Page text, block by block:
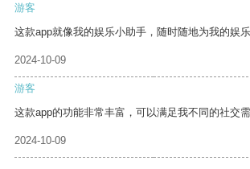
游客
这款app就像我的娱乐小助手，随时随地为我的娱乐
2024-10-09
游客
这款app的功能非常丰富，可以满足我不同的社交需
2024-10-09